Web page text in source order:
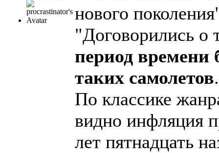
нового
"Договорились о
период времени
таких самолетов.
По классике
видно инфляция
лет пятнадцать